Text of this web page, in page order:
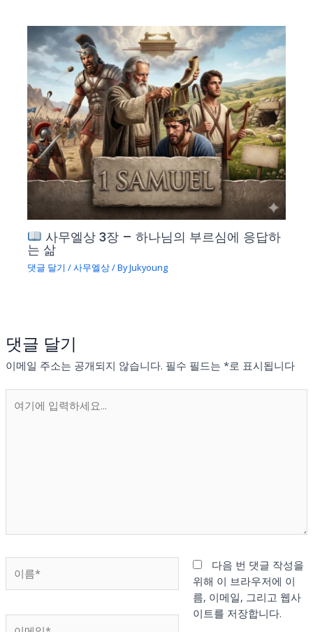
사무엘상 3장 – 하나님의 부르심에 응답하
는 삶
댓글 달기 /사무엘상/ ByJukyoung
댓글 달기
이메일 주소는 공개되지 않습니다. 필수 필드는 *로 표시됩니다
다음 번 댓글 작성을
위해 이 브라우저에 이
름, 이메일, 그리고 웹사
이트를 저장합니다.